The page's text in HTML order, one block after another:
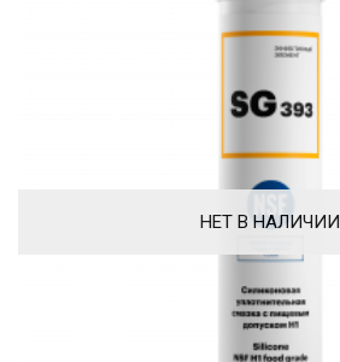
НЕТ В НАЛИЧИИ